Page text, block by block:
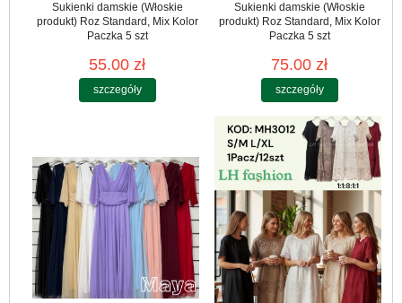
Sukienki damskie (Włoskie
produkt) Roz Standard, Mix Kolor
Paczka 5 szt
55.00 zł
szczegóły
Sukienki damskie (Włoskie
produkt) Roz Standard, Mix Kolor
Paczka 5 szt
75.00 zł
szczegóły